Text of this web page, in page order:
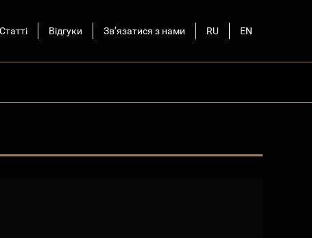
Статті Відгуки Зв’язатися з нами RU EN